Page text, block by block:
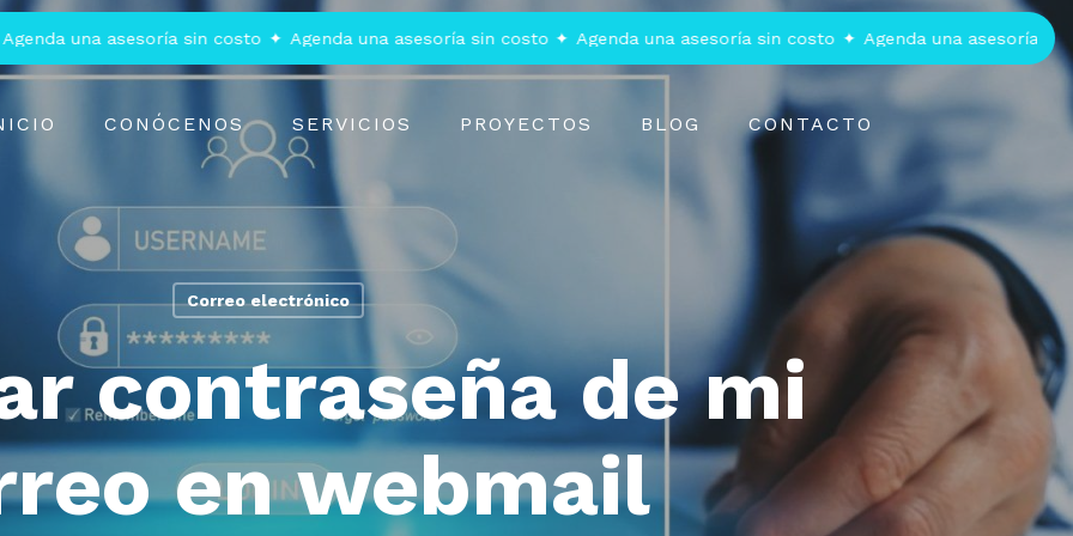
una asesoría sin costo ✦ Agenda una asesoría sin costo ✦ Agenda una asesoría sin costo ✦ Agenda una asesoría sin
CONÓCENOS SERVICIOS PROYECTOS BLOG CONTACTO
Correo electrónico
contraseña de mi
en webmail